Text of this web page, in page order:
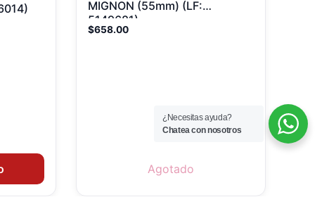
MIGNON (55mm) (LF:
5149681)
$658.00
Agotado
¿Necesitas ayuda?
Chatea con nosotros